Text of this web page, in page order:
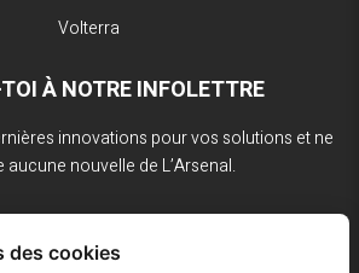
Volterra
À NOTRE INFOLETTRE
innovations pour vos solutions et ne
aucune nouvelle de L’Arsenal.
des cookies